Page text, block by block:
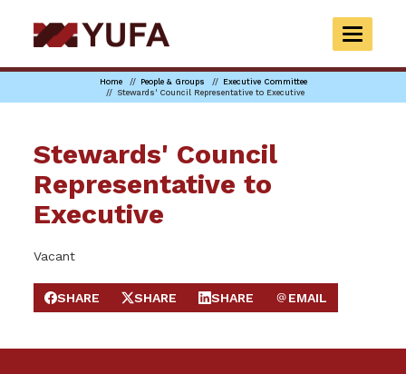
to
main
TOGGLE
Home People & Groups
Executive Committee
Stewards' Council Representative to Executive
Stewards' Council
Representative to
Executive
Vacant
SHARE ON FACEBOOK
SHARE
SHARE ON X
SHARE
SHARE ON LINKEDIN
SHARE
SEND EMAIL
EMAIL